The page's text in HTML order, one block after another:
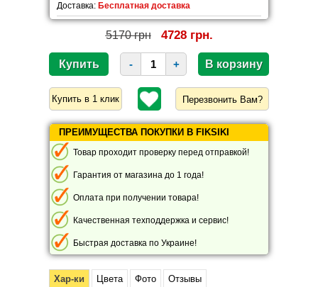
Доставка: Бесплатная доставка
5170 грн 4728 грн.
- +
Перезвонить Вам?
ПРЕИМУЩЕСТВА ПОКУПКИ В FIKSIKI
Товар проходит проверку перед отправкой!
Гарантия от магазина до 1 года!
Оплата при получении товара!
Качественная техподдержка и сервис!
Быстрая доставка по Украине!
Хар-ки Цвета Фото Отзывы